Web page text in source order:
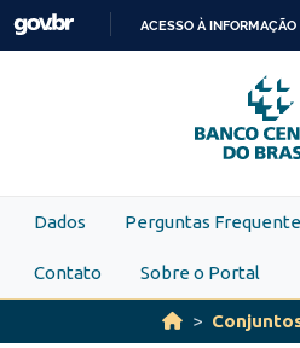
Skip to main content
PARA
O
ACESSO À INFORMAÇÃO
Dados Perguntas
Contato Sobre o Portal